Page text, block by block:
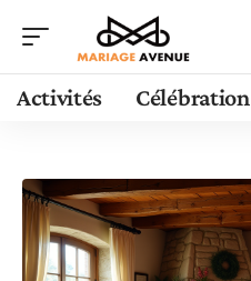
Activités Célébration